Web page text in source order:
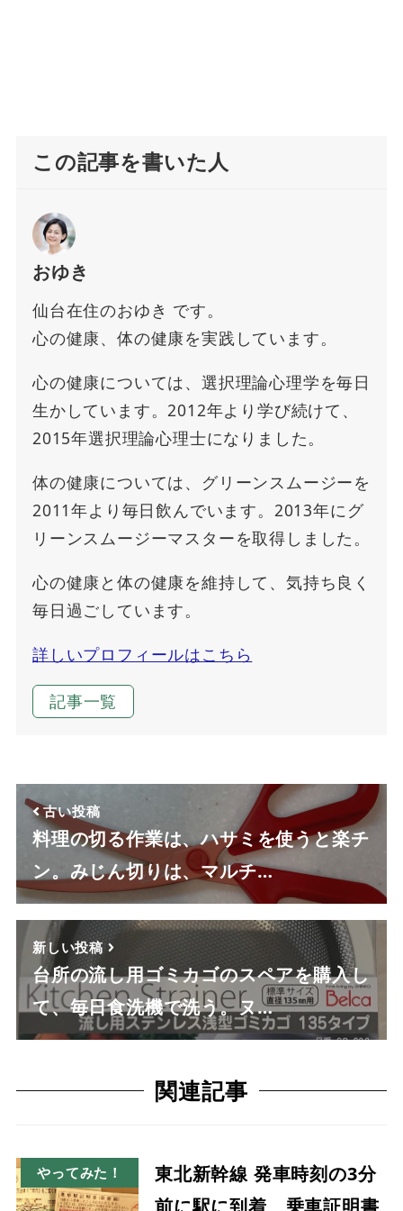
この記事を書いた人
おゆき
仙台在住のおゆき です。
心の健康、体の健康を実践しています。
心の健康については、選択理論心理学を毎日
生かしています。2012年より学び続けて、
2015年選択理論心理士になりました。
体の健康については、グリーンスムージーを
2011年より毎日飲んでいます。2013年にグ
リーンスムージーマスターを取得しました。
心の健康と体の健康を維持して、気持ち良く
毎日過ごしています。
詳しいプロフィールはこちら
記事一覧
古い投稿
料理の切る作業は、ハサミを使うと楽チ
ン。みじん切りは、マルチ…
新しい投稿
台所の流し用ゴミカゴのスペアを購入し
て、毎日食洗機で洗う。ヌ…
関連記事
やってみた！
東北新幹線 発車時刻の3分